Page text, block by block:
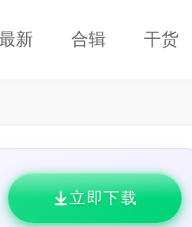
新 合辑 干货
立即下载